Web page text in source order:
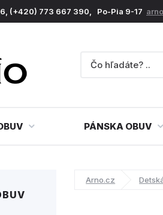
(+420) 773 667 390, Po-Pia 9-17
PÁNSKA OBUV
Arno.cz